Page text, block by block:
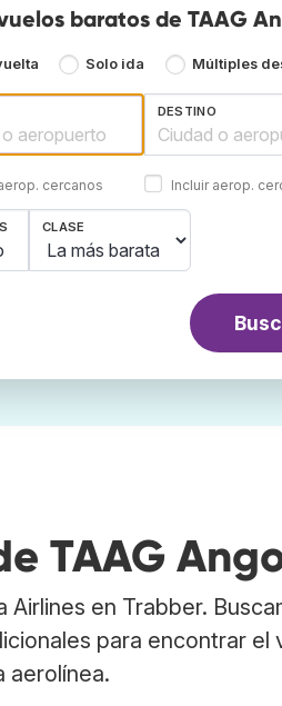
baratos de TAAG
Solo ida Múltiples
cercanos
DESTINO
Incluir aerop.
CLASE
TAAG
Airlines en Trabber.
para encontrar el
aerolínea.